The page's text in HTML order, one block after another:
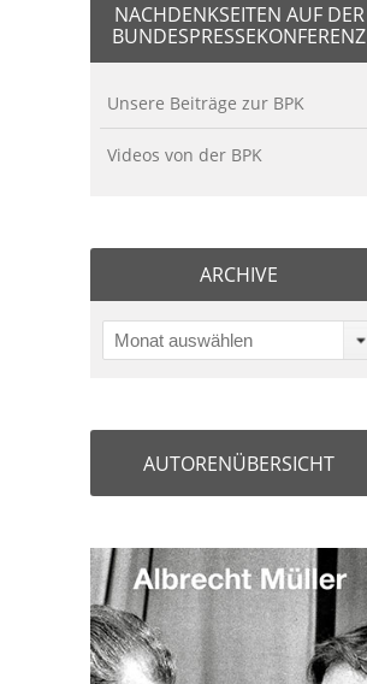
NACHDENKSEITEN AUF DER
BUNDESPRESSEKONFERENZ
Unsere Beiträge zur BPK
Videos von der BPK
ARCHIVE
Monat auswählen
AUTORENÜBERSICHT